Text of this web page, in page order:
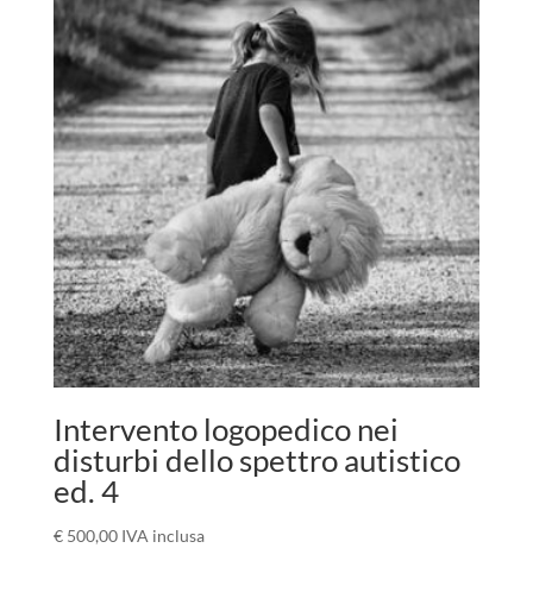
Intervento logopedico nei
disturbi dello spettro autistico
ed. 4
€500,00 IVA inclusa